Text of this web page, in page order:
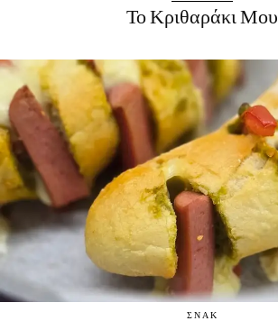
Το Κριθαράκι Μου
ΣΝΑΚ